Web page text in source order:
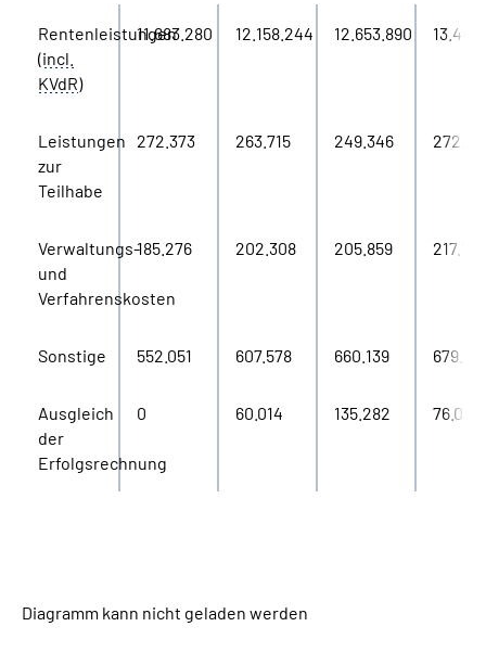
Rentenleistungen
(incl.
KVdR)
11.683.280 12.158.244 12.653.890
Leistungen
zur
Teilhabe
272.373 263.715 249.346
Verwaltungs-
und
Verfahrenskosten
185.276 202.308 205.859 217.123
Sonstige 552.051 607.578 660.139
Ausgleich
der
Erfolgsrechnung
0 60.014 135.282 76.076
Diagramm kann nicht geladen werden